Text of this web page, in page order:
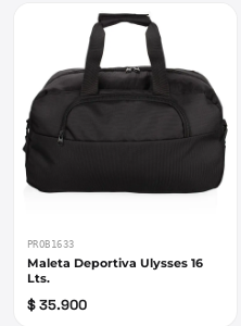
PROB1633
Maleta Deportiva Ulysses 16
Lts.
$ 35.900